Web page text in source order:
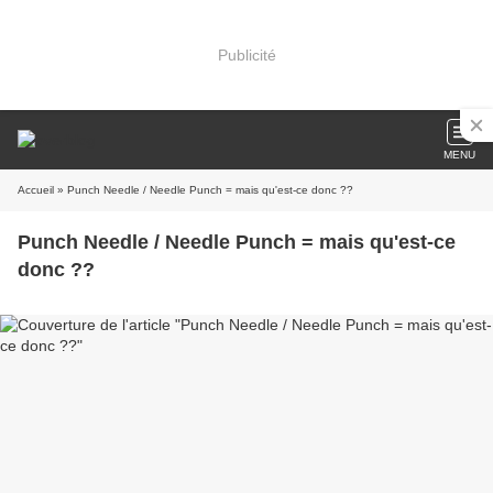
Publicité
MENU
Accueil » Punch Needle / Needle Punch = mais qu'est-ce donc ??
Punch Needle / Needle Punch = mais qu'est-ce
donc ??